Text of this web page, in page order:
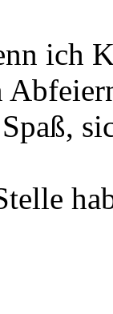
ich